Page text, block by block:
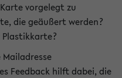
vorgelegt zu
die geäußert werden?
Feedback hilft dabei, die